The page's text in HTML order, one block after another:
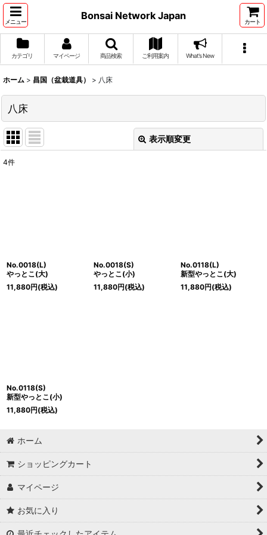
メニュー
Bonsai Network Japan
カート
カテゴリ マイページ 商品検索 ご利用案内 What's New
ホーム > 昌国（盆栽道具） > 八床
八床
表示順変更
4件
No.0018(L)
やっとこ(大)
11,880円(税込)
No.0018(S)
やっとこ(小)
11,880円(税込)
No.0118(L)
新型やっとこ(大)
11,880円(税込)
No.0118(S)
新型やっとこ(小)
11,880円(税込)
ホーム
ショッピングカート
マイページ
お気に入り